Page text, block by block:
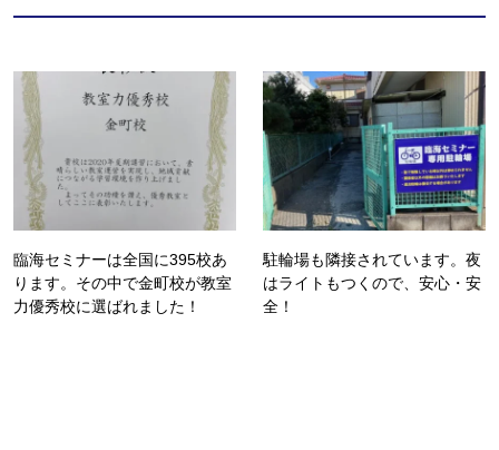
臨海セミナーは全国に395校あ
ります。その中で金町校が教室
力優秀校に選ばれました！
駐輪場も隣接されています。夜
はライトもつくので、安心・安
全！